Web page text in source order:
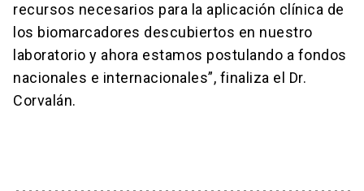
recursos necesarios para la aplicación clínica de
los biomarcadores descubiertos en nuestro
laboratorio y ahora estamos postulando a fondos
nacionales e internacionales”, finaliza el Dr.
Corvalán.